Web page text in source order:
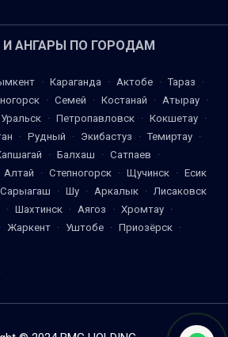
АНГАРЫ ПО ГОРОДАМ
· Караганда · Актобе · Тараз
·
· Семей · Костанай · Атырау ·
Уральск · Петропавловск · Кокшетау ·
· Рудный · Экибастуз · Темиртау ·
· Балхаш · Сатпаев
·
Алтай · Степногорск · Щучинск · Есик
Сарыагаш · Шу · Аркалык ·
Лисаковск
· Шахтинск · Аягоз · Хромтау ·
Жаркент · Уштобе · Приозёрск ·